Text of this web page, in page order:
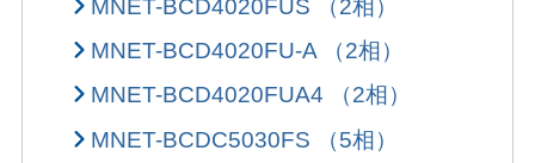
MNET-BCD4020FUS （2相）
MNET-BCD4020FU-A （2相）
MNET-BCD4020FUA4 （2相）
MNET-BCDC5030FS （5相）